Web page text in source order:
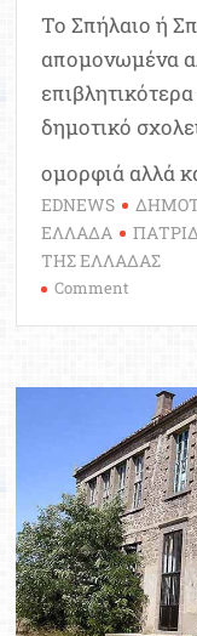
Το Σπήλαιο ή
απομονωμένα
δημοτικό
ομορφιά αλλά
EDNEWS
ΕΛΛΑΔΑ
ΤΗΣ ΕΛΛΑΔΑΣ
Comment
Το
Δημοτικό
Σχολείο